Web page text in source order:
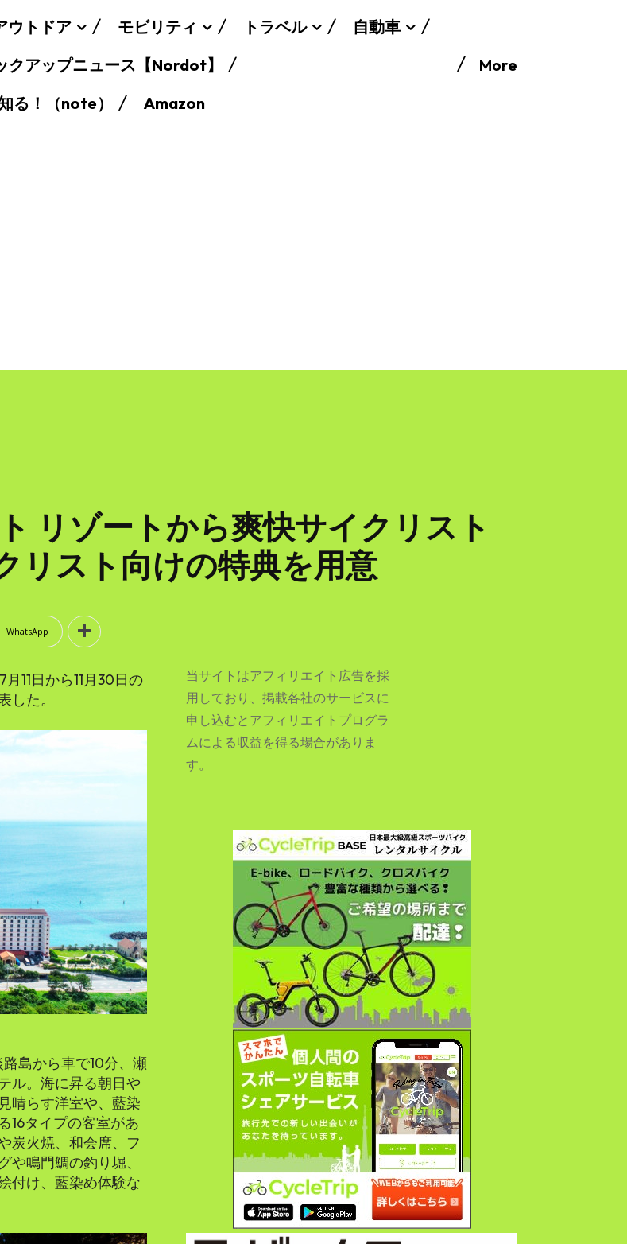
ウトドア モビリティ トラベル
自動車
クアップニュース【Nordot】
る！（note）
Amazon
More
リゾートから爽快サイクリスト
スト向けの特典を用意
WhatsApp
11日から11月30日の
た。
島から車で10分、瀬
ル。海に昇る朝日や
晴らす洋室や、藍染
16タイプの客室があ
炭火焼、和会席、フ
鳴門鯛の釣り堀、
付け、藍染め体験な
当サイトはアフィリエイト広告を採
用しており、掲載各社のサービスに
申し込むとアフィリエイトプログラ
ムによる収益を得る場合がありま
す。